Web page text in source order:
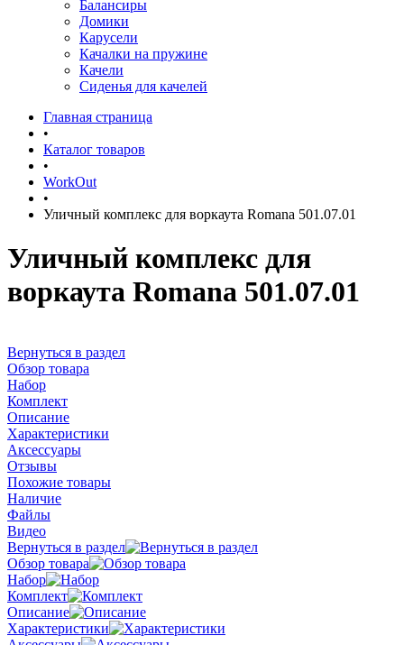
Балансиры
Домики
Карусели
Качалки на пружине
Качели
Сиденья для качелей
Главная страница
•
Каталог товаров
•
WorkOut
•
Уличный комплекс для воркаута Romana 501.07.01
Уличный комплекс для
воркаута Romana 501.07.01
Вернуться в раздел
Обзор товара
Набор
Комплект
Описание
Характеристики
Аксессуары
Отзывы
Похожие товары
Наличие
Файлы
Видео
Вернуться в раздел
Обзор товара
Набор
Комплект
Описание
Характеристики